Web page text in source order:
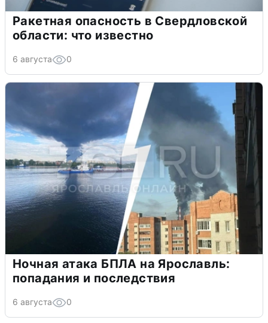
Ракетная опасность в Свердловской
области: что известно
6 августа 0
Ночная атака БПЛА на Ярославль:
попадания и последствия
6 августа 0